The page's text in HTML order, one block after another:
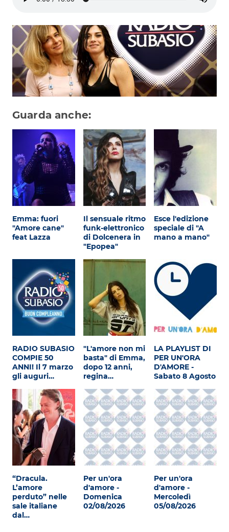
Subasio Collection
Subasio Per Un’Ora D’Amore
Video
Foto
Speciali
Oroscopo
Radio Subasio Music Club
Sanremo 2026
News
Musica
Cultura
Attualità
Costume
Extra
Eventi
Guarda anche:
Emma: fuori
"Amore cane"
feat Lazza
Il sensuale ritmo
funk-elettronico
di Dolcenera in
"Epopea"
Esce l'edizione
speciale di "A
mano a mano"
RADIO SUBASIO
COMPIE 50
ANNI! Il 7 marzo
gli auguri…
"L'amore non mi
basta" di Emma,
dopo 12 anni,
regina…
LA PLAYLIST DI
PER UN'ORA
D'AMORE -
Sabato 8 Agosto
“Dracula.
L’amore
perduto” nelle
sale italiane
dal…
Per un'ora
d'amore -
Domenica
02/08/2026
Per un'ora
d'amore -
Mercoledì
05/08/2026